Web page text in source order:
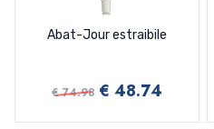
Abat-Jour estraibile
€ 74.98 € 48.74